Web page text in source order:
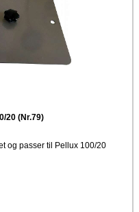
20 (Nr.79)
og passer til Pellux 100/20